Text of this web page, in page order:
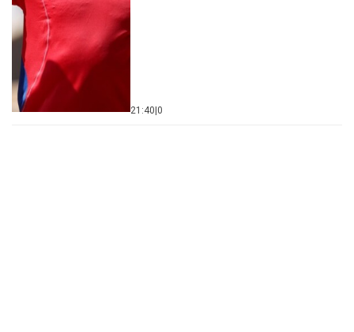
21:40 0